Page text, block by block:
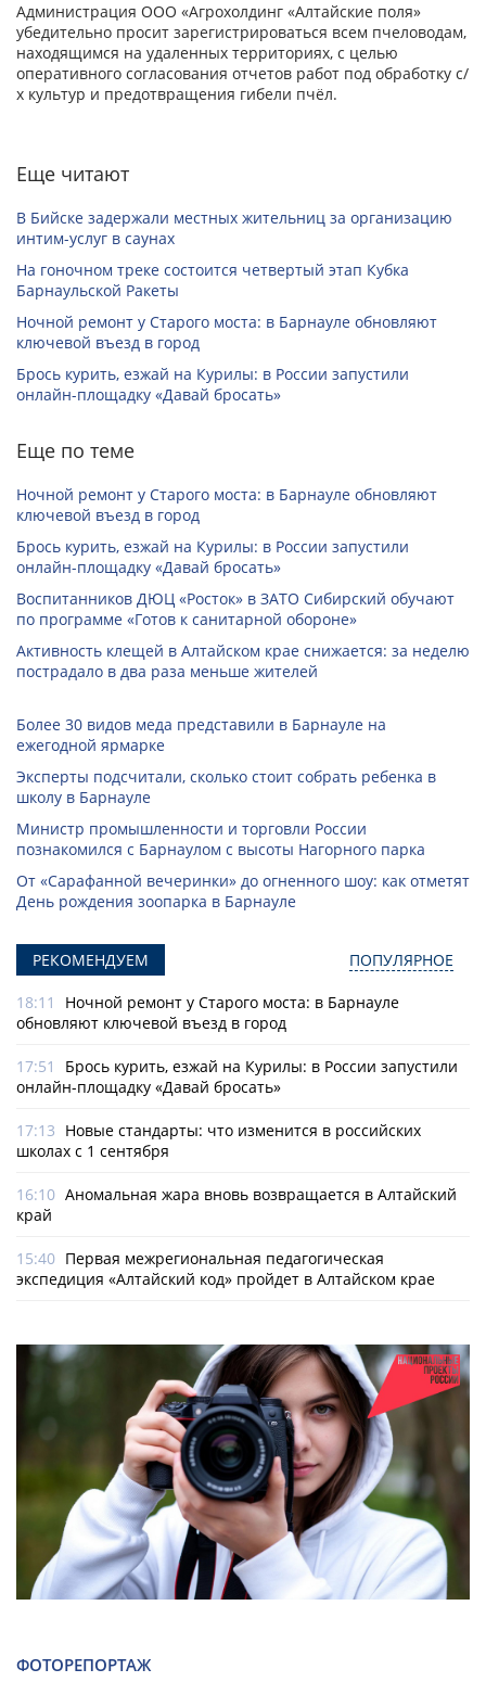
Администрация ООО «Агрохолдинг «Алтайские поля»
убедительно просит зарегистрироваться всем пчеловодам,
находящимся на удаленных территориях, с целью
оперативного согласования отчетов работ под обработку с/
х культур и предотвращения гибели пчёл.
Еще читают
В Бийске задержали местных жительниц за организацию
интим-услуг в саунах
На гоночном треке состоится четвертый этап Кубка
Барнаульской Ракеты
Ночной ремонт у Старого моста: в Барнауле обновляют
ключевой въезд в город
Брось курить, езжай на Курилы: в России запустили
онлайн-­площадку «Давай бросать»
Еще по теме
Ночной ремонт у Старого моста: в Барнауле обновляют
ключевой въезд в город
Брось курить, езжай на Курилы: в России запустили
онлайн-­площадку «Давай бросать»
Воспитанников ДЮЦ «Росток» в ЗАТО Сибирский обучают
по программе «Готов к санитарной обороне»
Активность клещей в Алтайском крае снижается: за неделю
пострадало в два раза меньше жителей
Более 30 видов меда представили в Барнауле на
ежегодной ярмарке
Эксперты подсчитали, сколько стоит собрать ребенка в
школу в Барнауле
Министр промышленности и торговли России
познакомился с Барнаулом с высоты Нагорного парка
От «Сарафанной вечеринки» до огненного шоу: как отметят
День рождения зоопарка в Барнауле
РЕКОМЕНДУЕМ ПОПУЛЯРНОЕ
18:11
Ночной ремонт у Старого моста: в Барнауле
обновляют ключевой въезд в город
17:51
Брось курить, езжай на Курилы: в России запустили
онлайн-­площадку «Давай бросать»
17:13 Новые стандарты: что изменится в российских
школах с 1 сентября
16:10 Аномальная жара вновь возвращается в Алтайский
край
15:40 Первая межрегиональная педагогическая
экспедиция «Алтайский код» пройдет в Алтайском крае
ФОТОРЕПОРТАЖ